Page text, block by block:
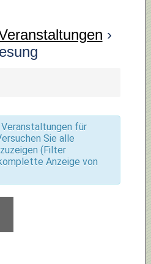
›
für
Sie alle
(Filter
Anzeige von